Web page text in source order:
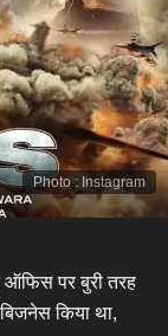
Photo: Instagram
ऑफिस पर बुरी तरह
किया था,